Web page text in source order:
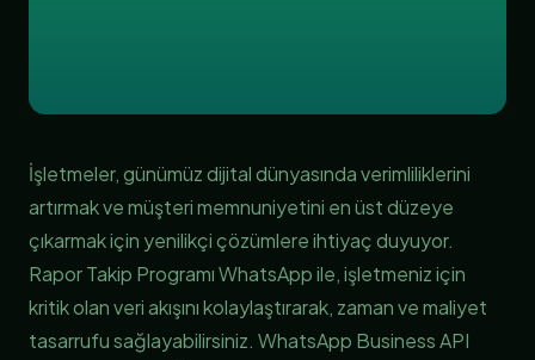
İşletmeler, günümüz dijital dünyasında verimliliklerini
artırmak ve müşteri memnuniyetini en üst düzeye
çıkarmak için yenilikçi çözümlere ihtiyaç duyuyor.
Rapor Takip Programı WhatsApp ile, işletmeniz için
kritik olan veri akışını kolaylaştırarak, zaman ve maliyet
tasarrufu sağlayabilirsiniz. WhatsApp Business API